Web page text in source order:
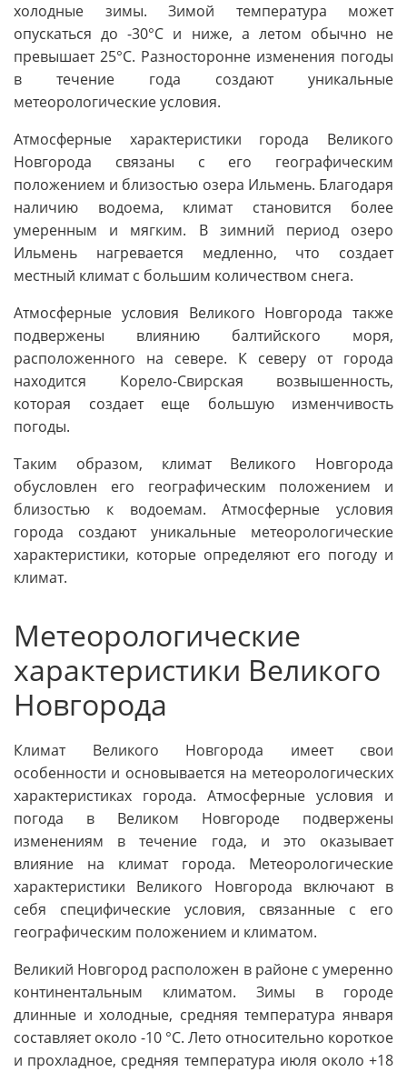
холодные зимы. Зимой температура может
опускаться до -30°C и ниже, а летом обычно не
превышает 25°C. Разносторонне изменения погоды
в течение года создают уникальные
метеорологические условия.
Атмосферные характеристики города Великого
Новгорода связаны с его географическим
положением и близостью озера Ильмень. Благодаря
наличию водоема, климат становится более
умеренным и мягким. В зимний период озеро
Ильмень нагревается медленно, что создает
местный климат с большим количеством снега.
Атмосферные условия Великого Новгорода также
подвержены влиянию балтийского моря,
расположенного на севере. К северу от города
находится Корело-Свирская возвышенность,
которая создает еще большую изменчивость
погоды.
Таким образом, климат Великого Новгорода
обусловлен его географическим положением и
близостью к водоемам. Атмосферные условия
города создают уникальные метеорологические
характеристики, которые определяют его погоду и
климат.
Метеорологические
характеристики Великого
Новгорода
Климат Великого Новгорода имеет свои
особенности и основывается на метеорологических
характеристиках города. Атмосферные условия и
погода в Великом Новгороде подвержены
изменениям в течение года, и это оказывает
влияние на климат города. Метеорологические
характеристики Великого Новгорода включают в
себя специфические условия, связанные с его
географическим положением и климатом.
Великий Новгород расположен в районе с умеренно
континентальным климатом. Зимы в городе
длинные и холодные, средняя температура января
составляет около -10 °C. Лето относительно короткое
и прохладное, средняя температура июля около +18